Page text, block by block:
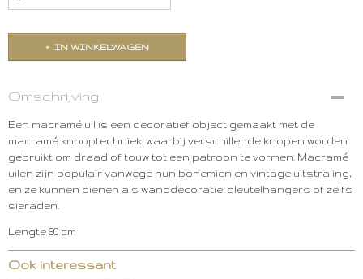
IN WINKELWAGEN
Omschrijving
Een macramé uil is een decoratief object gemaakt met de
macramé knooptechniek, waarbij verschillende knopen worden
gebruikt om draad of touw tot een patroon te vormen. Macramé
uilen zijn populair vanwege hun bohemien en vintage uitstraling,
en ze kunnen dienen als wanddecoratie, sleutelhangers of zelfs
sieraden.
Lengte 60 cm
Ook interessant